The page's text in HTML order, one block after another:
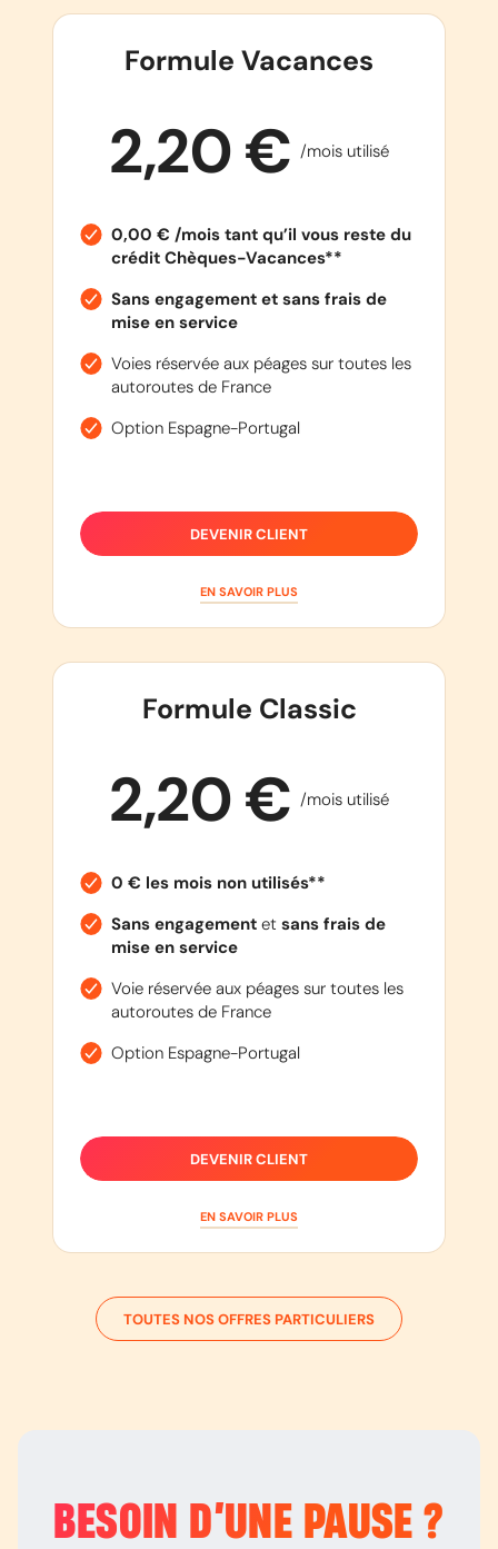
Formule Vacances
2,20 € /mois utilisé
0,00 € /mois tant qu’il vous reste du
crédit Chèques-Vacances**
Sans engagement et sans frais de
mise en service
Voies réservée aux péages sur toutes les
autoroutes de France
Option Espagne-Portugal
DEVENIR CLIENT
EN SAVOIR PLUS
Formule Classic
2,20 € /mois utilisé
0 € les mois non utilisés**
Sans engagementet sans frais de
mise en service
Voie réservée aux péages sur toutes les
autoroutes de France
Option Espagne-Portugal
DEVENIR CLIENT
EN SAVOIR PLUS
TOUTES NOS OFFRES PARTICULIERS
BESOIN D’UNE PAUSE ?